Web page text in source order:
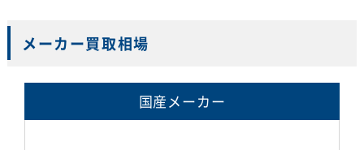
メーカー買取相場
国産メーカー